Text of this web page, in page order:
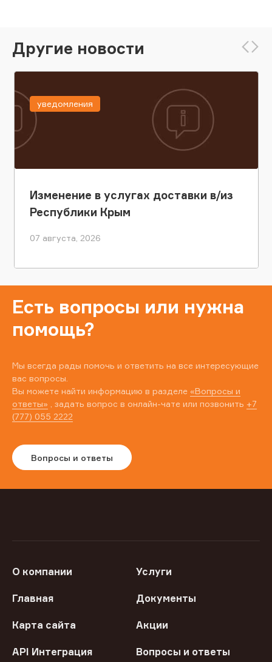
Другие новости
Изменение в услугах доставки в/из
Республики Крым
07 августа, 2026
уведомления
Есть вопросы или нужна
помощь?
Мы всегда рады помочь и ответить на все интересующие
вас вопросы.
Вы можете найти информацию в разделе «Вопросы и
ответы» , задать вопрос в онлайн-чате или позвонить +7
(777) 055 2222
Вопросы и ответы
О компании Услуги
Главная Документы
Карта сайта Акции
API Интеграция Вопросы и ответы